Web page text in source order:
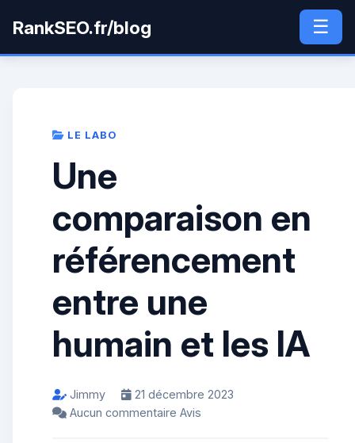
RankSEO.fr/blog ☰
LE LABO
Une
comparaison en
référencement
entre une
humain et les IA
Jimmy
21 décembre 2023
Aucun commentaire Avis